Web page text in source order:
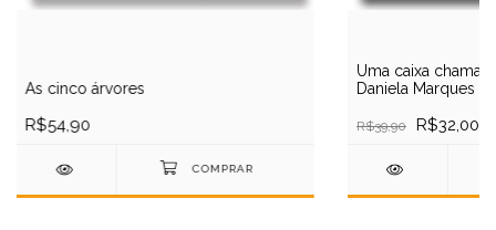
As cinco árvores
R$54,90
Uma caixa
Daniela Marques
R$39,90 R$32,00